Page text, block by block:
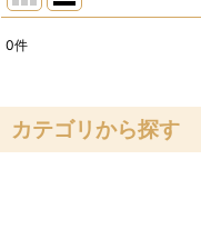
在庫あり
0件
カテゴリから探す